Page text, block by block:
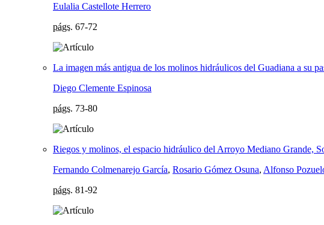
Eulalia Castellote Herrero
págs. 67-72
La imagen más antigua de los molinos hidráulicos del Guadiana a su
Diego Clemente Espinosa
págs. 73-80
Riegos y molinos, el espacio hidráulico del Arroyo Mediano Grande,
Fernando Colmenarejo García, Rosario Gómez Osuna, Alfonso
págs. 81-92